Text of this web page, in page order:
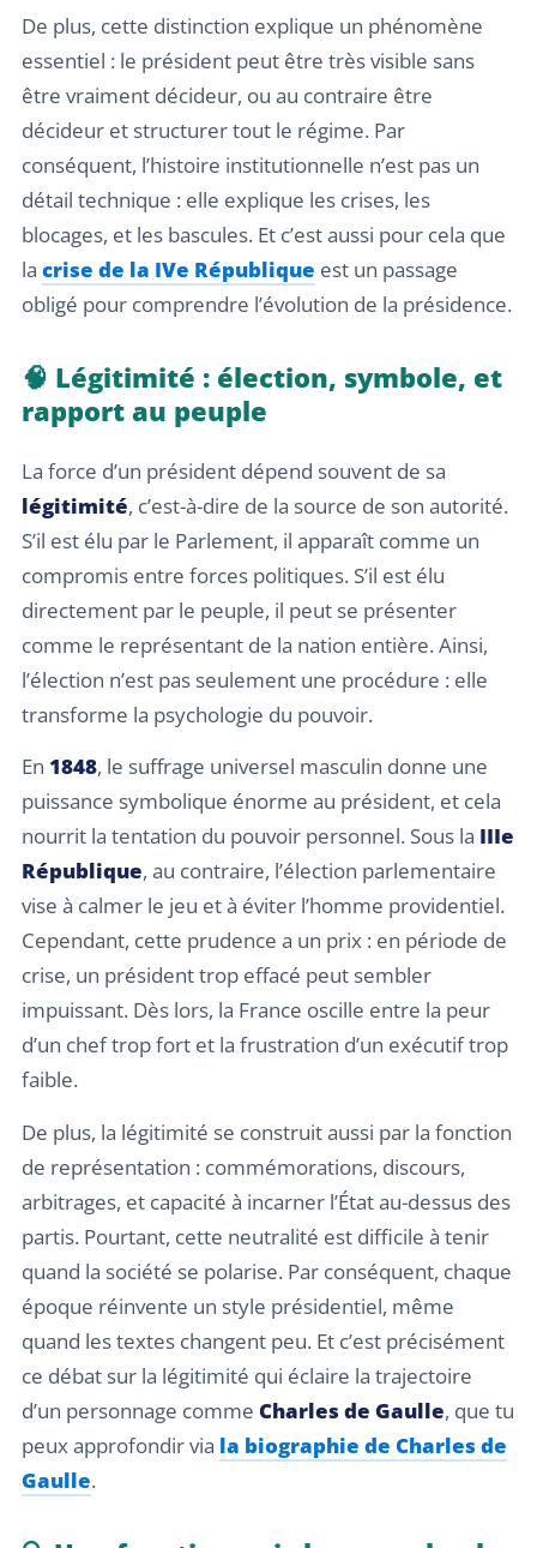
De plus, cette distinction explique un phénomène
essentiel : le président peut être très visible sans
être vraiment décideur, ou au contraire être
décideur et structurer tout le régime. Par
conséquent, l’histoire institutionnelle n’est pas un
détail technique : elle explique les crises, les
blocages, et les bascules. Et c’est aussi pour cela que
la crise de la IVe République est un passage
obligé pour comprendre l’évolution de la présidence.
🧠 Légitimité : élection, symbole, et
rapport au peuple
La force d’un président dépend souvent de sa
légitimité, c’est-à-dire de la source de son autorité.
S’il est élu par le Parlement, il apparaît comme un
compromis entre forces politiques. S’il est élu
directement par le peuple, il peut se présenter
comme le représentant de la nation entière. Ainsi,
l’élection n’est pas seulement une procédure : elle
transforme la psychologie du pouvoir.
En 1848, le suffrage universel masculin donne une
puissance symbolique énorme au président, et cela
nourrit la tentation du pouvoir personnel. Sous la IIIe
République, au contraire, l’élection parlementaire
vise à calmer le jeu et à éviter l’homme providentiel.
Cependant, cette prudence a un prix : en période de
crise, un président trop effacé peut sembler
impuissant. Dès lors, la France oscille entre la peur
d’un chef trop fort et la frustration d’un exécutif trop
faible.
De plus, la légitimité se construit aussi par la fonction
de représentation : commémorations, discours,
arbitrages, et capacité à incarner l’État au-dessus des
partis. Pourtant, cette neutralité est difficile à tenir
quand la société se polarise. Par conséquent, chaque
époque réinvente un style présidentiel, même
quand les textes changent peu. Et c’est précisément
ce débat sur la légitimité qui éclaire la trajectoire
d’un personnage comme Charles de Gaulle, que tu
peux approfondir via la biographie de Charles de
Gaulle.